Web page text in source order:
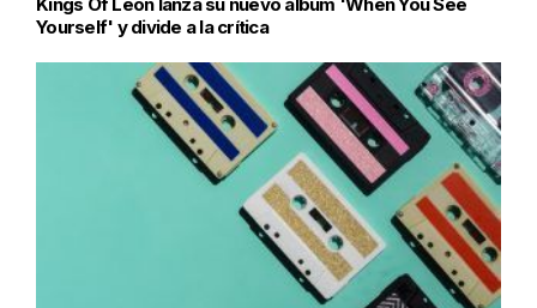
Kings Of Leon lanza su nuevo álbum 'When You See
Yourself' y divide a la crítica